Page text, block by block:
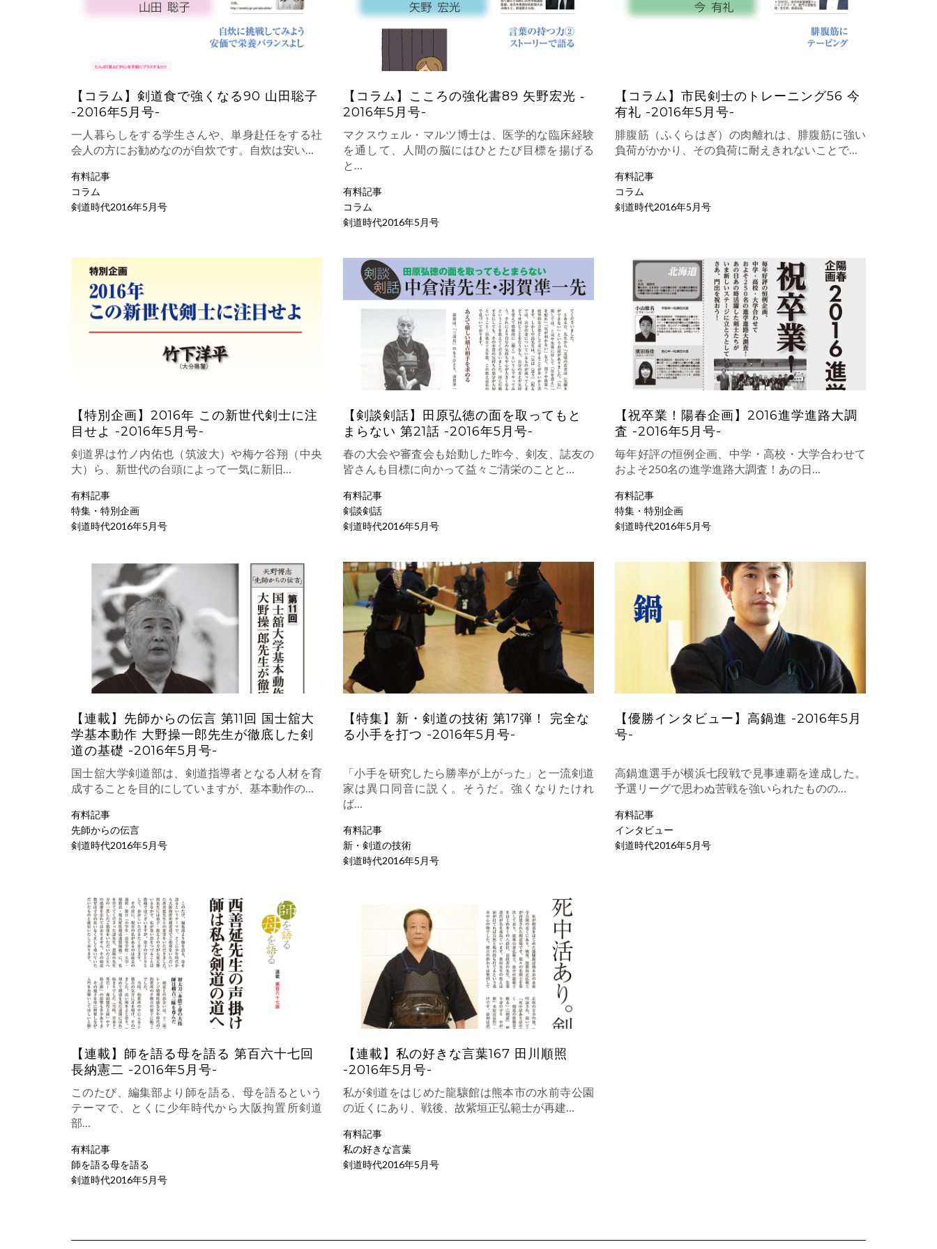
【コラム】剣道食で強くなる90 山田聡子
-2016年5月号-
一人暮らしをする学生さんや、単身赴任をする社
会人の方にお勧めなのが自炊です。自炊は安い…
有料記事
コラム
剣道時代2016年5月号
【コラム】こころの強化書89 矢野宏光 ‐
2016年5月号-
マクスウェル・マルツ博士は、医学的な臨床経験
を通して、人間の脳にはひとたび目標を揚げる
と…
有料記事
コラム
剣道時代2016年5月号
【コラム】市民剣士のトレーニング56 今
有礼 -2016年5月号-
腓腹筋（ふくらはぎ）の肉離れは、腓腹筋に強い
負荷がかかり、その負荷に耐えきれないことで…
有料記事
コラム
剣道時代2016年5月号
【特別企画】2016年 この新世代剣士に注
目せよ -2016年5月号-
剣道界は竹ノ内佑也（筑波大）や梅ケ谷翔（中央
大）ら、新世代の台頭によって一気に新旧…
有料記事
特集・特別企画
剣道時代2016年5月号
【剣談剣話】田原弘徳の面を取ってもと
まらない 第21話 -2016年5月号-
春の大会や審査会も始動した昨今、剣友、誌友の
皆さんも目標に向かって益々ご清栄のことと…
有料記事
剣談剣話
剣道時代2016年5月号
【祝卒業！陽春企画】2016進学進路大調
査 -2016年5月号-
毎年好評の恒例企画、中学・高校・大学合わせて
およそ250名の進学進路大調査！あの日…
有料記事
特集・特別企画
剣道時代2016年5月号
【連載】先師からの伝言 第11回 国士舘大
学基本動作 大野操一郎先生が徹底した剣
道の基礎 -2016年5月号-
国士舘大学剣道部は、剣道指導者となる人材を育
成することを目的にしていますが、基本動作の…
有料記事
先師からの伝言
剣道時代2016年5月号
【特集】新・剣道の技術 第17弾！ 完全な
る小手を打つ -2016年5月号-
「小手を研究したら勝率が上がった」と一流剣道
家は異口同音に説く。そうだ。強くなりたけれ
ば…
有料記事
新・剣道の技術
剣道時代2016年5月号
【優勝インタビュー】高鍋進 -2016年5月
号-
高鍋進選手が横浜七段戦で見事連覇を達成した。
予選リーグで思わぬ苦戦を強いられたものの…
有料記事
インタビュー
剣道時代2016年5月号
【連載】師を語る母を語る 第百六十七回
長納憲二 -2016年5月号-
このたび、編集部より師を語る、母を語るという
テーマで、とくに少年時代から大阪拘置所剣道
部…
有料記事
師を語る母を語る
剣道時代2016年5月号
【連載】私の好きな言葉167 田川順照
-2016年5月号-
私が剣道をはじめた龍驤館は熊本市の水前寺公園
の近くにあり、戦後、故紫垣正弘範士が再建…
有料記事
私の好きな言葉
剣道時代2016年5月号